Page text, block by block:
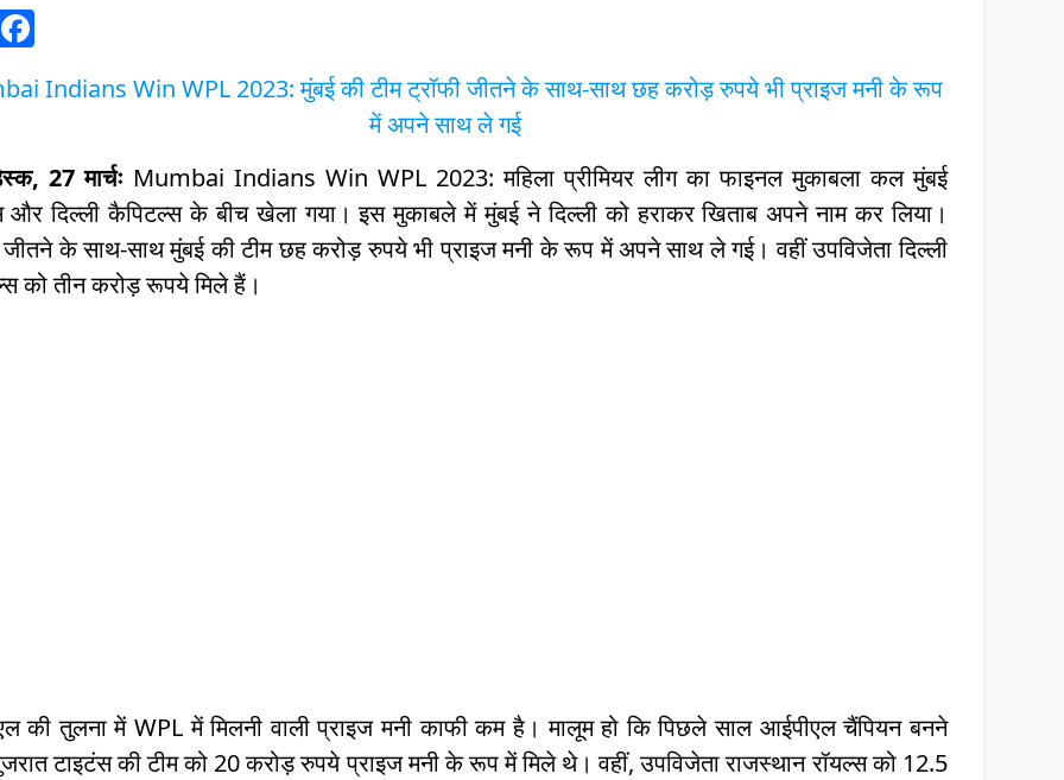
F
a
c
b
o
o
k
Indians Win WPL 2023: मुंबई की टीम ट्रॉफी जीतने के साथ-साथ छह करोड़ रुपये भी प्राइज मनी के रूप
में अपने साथ ले गई
27 मार्चःMumbai Indians Win WPL 2023: महिला प्रीमियर लीग का फाइनल मुकाबला कल मुंबई
और दिल्ली कैपिटल्स के बीच खेला गया। इस मुकाबले में मुंबई ने दिल्ली को हराकर खिताब अपने नाम कर लिया।
जीतने के साथ-साथ मुंबई की टीम छह करोड़ रुपये भी प्राइज मनी के रूप में अपने साथ ले गई। वहीं उपविजेता दिल्ली
को तीन करोड़ रूपये मिले हैं।
की तुलना में WPL में मिलनी वाली प्राइज मनी काफी कम है। मालूम हो कि पिछले साल आईपीएल चैंपियन बनने
टाइटंस की टीम को 20 करोड़ रुपये प्राइज मनी के रूप में मिले थे। वहीं, उपविजेता राजस्थान रॉयल्स को 12.5